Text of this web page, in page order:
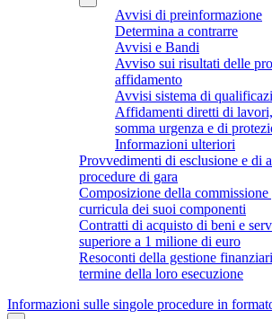
Avvisi di preinformazione
Determina a contrarre
Avvisi e Bandi
Avviso sui risultati delle
affidamento
Avvisi sistema di
Affidamenti diretti di
somma urgenza e di
Informazioni ulteriori
Provvedimenti di esclusione e di
procedure di gara
Composizione della
curricula dei suoi componenti
Contratti di acquisto di beni e
superiore a 1 milione di euro
Resoconti della gestione
termine della loro esecuzione
Informazioni sulle singole procedure in